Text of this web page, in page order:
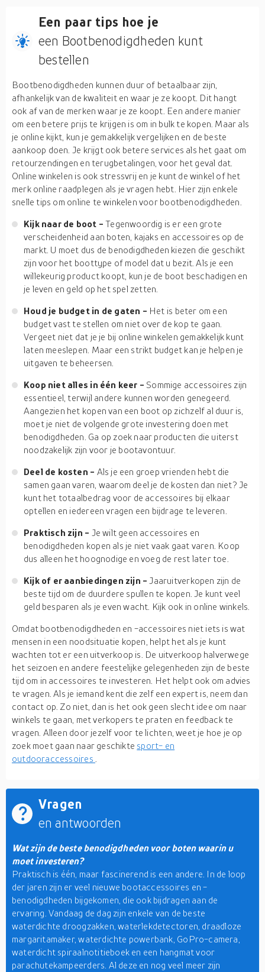
Een paar tips hoe je
een Bootbenodigdheden kunt
bestellen
Bootbenodigdheden kunnen duur of betaalbaar zijn,
afhankelijk van de kwaliteit en waar je ze koopt. Dit hangt
ook af van de merken waar je ze koopt. Een andere manier
om een betere prijs te krijgen is om in bulk te kopen. Maar als
je online kijkt, kun je gemakkelijk vergelijken en de beste
aankoop doen. Je krijgt ook betere services als het gaat om
retourzendingen en terugbetalingen, voor het geval dat.
Online winkelen is ook stressvrij en je kunt de winkel of het
merk online raadplegen als je vragen hebt. Hier zijn enkele
snelle tips om online te winkelen voor bootbenodigdheden.
Kijk naar de boot -Tegenwoordig is er een grote
verscheidenheid aan boten, kajaks en accessoires op de
markt. U moet dus de benodigdheden kiezen die geschikt
zijn voor het boottype of model dat u bezit. Als je een
willekeurig product koopt, kun je de boot beschadigen en
je leven en geld op het spel zetten.
Houd je budget in de gaten - Het is beter om een
budget vast te stellen om niet over de kop te gaan.
Vergeet niet dat je je bij online winkelen gemakkelijk kunt
laten meeslepen. Maar een strikt budget kan je helpen je
uitgaven te beheersen.
Koop niet alles in één keer -Sommige accessoires zijn
essentieel, terwijl andere kunnen worden genegeerd.
Aangezien het kopen van een boot op zichzelf al duur is,
moet je niet de volgende grote investering doen met
benodigdheden. Ga op zoek naar producten die uiterst
noodzakelijk zijn voor je bootavontuur.
Deel de kosten - Als je een groep vrienden hebt die
samen gaan varen, waarom deel je de kosten dan niet? Je
kunt het totaalbedrag voor de accessoires bij elkaar
optellen en iedereen vragen een bijdrage te leveren.
Praktisch zijn - Je wilt geen accessoires en
benodigdheden kopen als je niet vaak gaat varen. Koop
dus alleen het hoognodige en voeg de rest later toe.
Kijk of er aanbiedingen zijn - Jaaruitverkopen zijn de
beste tijd om de duurdere spullen te kopen. Je kunt veel
geld besparen als je even wacht. Kijk ook in online winkels.
Omdat bootbenodigdheden en -accessoires niet iets is wat
mensen in een noodsituatie kopen, helpt het als je kunt
wachten tot er een uitverkoop is. De uitverkoop halverwege
het seizoen en andere feestelijke gelegenheden zijn de beste
tijd om in accessoires te investeren. Het helpt ook om advies
te vragen. Als je iemand kent die zelf een expert is, neem dan
contact op. Zo niet, dan is het ook geen slecht idee om naar
winkels te gaan, met verkopers te praten en feedback te
vragen. Alleen door jezelf voor te lichten, weet je hoe je op
zoek moet gaan naar geschikte sport- en
outdooraccessoires
Vragen
en antwoorden
Wat zijn de beste benodigdheden voor boten waarin u
moet investeren?
Praktisch is één, maar fascinerend is een andere. In de loop
der jaren zijn er veel nieuwe bootaccessoires en -
benodigdheden bijgekomen, die ook bijdragen aan de
ervaring. Vandaag de dag zijn enkele van de beste
waterdichte droogzakken, waterlekdetectoren, draadloze
margaritamaker, waterdichte powerbank, GoPro-camera,
waterdicht spiraalnotitieboek en een hangmat voor
parachutekampeerders. Al deze en nog veel meer zijn